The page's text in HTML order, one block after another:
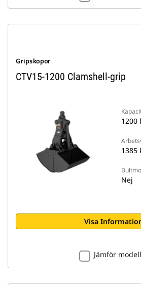
Gripskopor
CTV15-1200 Clamshell-grip
1200 l
1385
Nej
Visa
Jämför